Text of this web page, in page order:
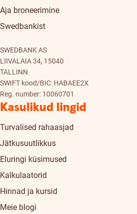
Aja broneerimine
Swedbankist
SWEDBANK AS
LIIVALAIA 34, 15040
TALLINN
SWIFT kood/BIC: HABAEE2X
Reg. number: 10060701
Kasulikud lingid
Turvalised rahaasjad
Jätkusuutlikkus
Eluringi küsimused
Kalkulaatorid
Hinnad ja kursid
Meie blogi